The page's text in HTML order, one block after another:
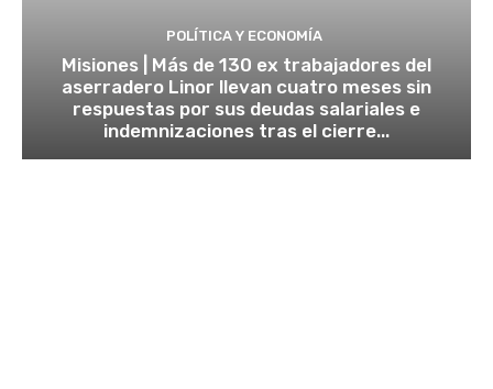
POLÍTICA Y ECONOMÍA
Misiones | Más de 130 ex trabajadores del
aserradero Linor llevan cuatro meses sin
respuestas por sus deudas salariales e
indemnizaciones tras el cierre...